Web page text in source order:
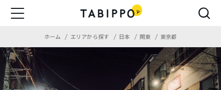
ホーム エリアから探す 日本 関東 東京都